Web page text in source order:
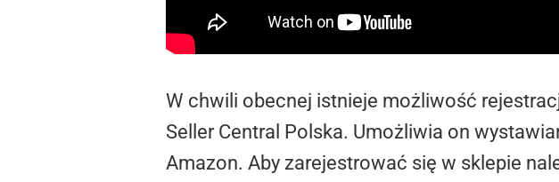
W chwili obecnej istnieje możliwość
Seller Central Polska. Umożliwia on
Amazon. Aby zarejestrować się w sklepie